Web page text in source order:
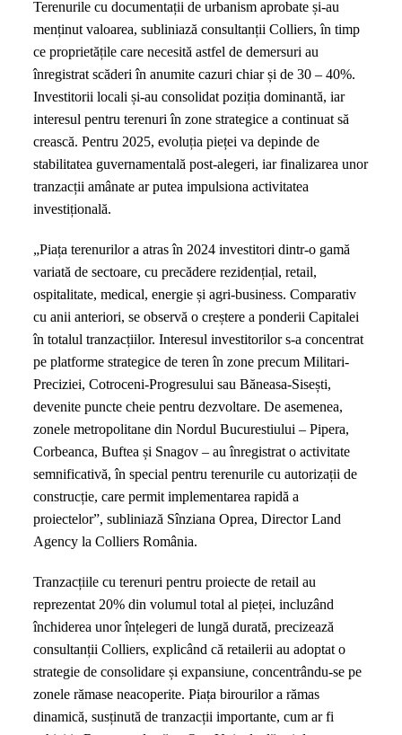
cele
cu
scăderi
de
preț
de
până
la
Terenurile cu documentații de urbanism aprobate și-au
menținut valoarea, subliniază consultanții Colliers, în timp
ce proprietățile care necesită astfel de demersuri au
înregistrat scăderi în anumite cazuri chiar și de 30 – 40%.
Investitorii locali și-au consolidat poziția dominantă, iar
interesul pentru terenuri în zone strategice a continuat să
crească. Pentru 2025, evoluția pieței va depinde de
stabilitatea guvernamentală post-alegeri, iar finalizarea unor
tranzacții amânate ar putea impulsiona activitatea
investițională.
„Piața terenurilor a atras în 2024 investitori dintr-o gamă
variată de sectoare, cu precădere rezidențial, retail,
ospitalitate, medical, energie și agri-business. Comparativ
cu anii anteriori, se observă o creștere a ponderii Capitalei
în totalul tranzacțiilor. Interesul investitorilor s-a concentrat
pe platforme strategice de teren în zone precum Militari-
Preciziei, Cotroceni-Progresului sau Băneasa-Sisești,
devenite puncte cheie pentru dezvoltare. De asemenea,
zonele metropolitane din Nordul Bucurestiului – Pipera,
Corbeanca, Buftea și Snagov – au înregistrat o activitate
semnificativă, în special pentru terenurile cu autorizații de
construcție, care permit implementarea rapidă a
proiectelor”, subliniază Sînziana Oprea, Director Land
Agency la Colliers România.
Tranzacțiile cu terenuri pentru proiecte de retail au
reprezentat 20% din volumul total al pieței, incluzând
închiderea unor înțelegeri de lungă durată, precizează
consultanții Colliers, explicând că retailerii au adoptat o
strategie de consolidare și expansiune, concentrându-se pe
zonele rămase neacoperite. Piața birourilor a rămas
dinamică, susținută de tranzacții importante, cum ar fi